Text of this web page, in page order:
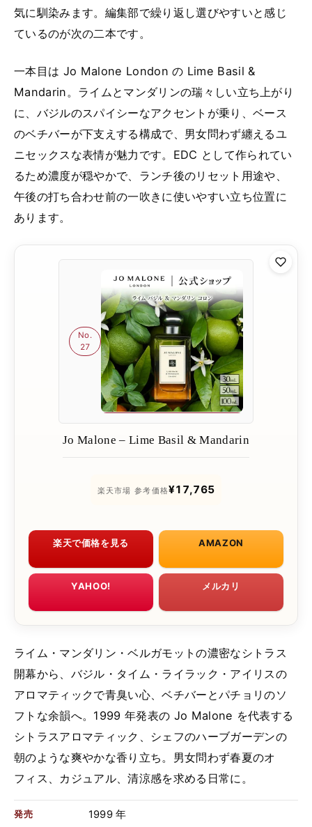
気に馴染みます。編集部で繰り返し選びやすいと感じ
ているのが次の二本です。
一本目は Jo Malone London の Lime Basil &
Mandarin。ライムとマンダリンの瑞々しい立ち上がり
に、バジルのスパイシーなアクセントが乗り、ベース
のベチバーが下支えする構成で、男女問わず纏えるユ
ニセックスな表情が魅力です。EDC として作られてい
るため濃度が穏やかで、ランチ後のリセット用途や、
午後の打ち合わせ前の一吹きに使いやすい立ち位置に
あります。
No.
27
Jo Malone – Lime Basil & Mandarin
楽天市場 参考価格¥17,765
楽天で価格を見る AMAZON
YAHOO! メルカリ
ライム・マンダリン・ベルガモットの濃密なシトラス
開幕から、バジル・タイム・ライラック・アイリスの
アロマティックで青臭い心、ベチバーとパチョリのソ
フトな余韻へ。1999 年発表の Jo Malone を代表する
シトラスアロマティック、シェフのハーブガーデンの
朝のような爽やかな香り立ち。男女問わず春夏のオ
フィス、カジュアル、清涼感を求める日常に。
発売 1999 年